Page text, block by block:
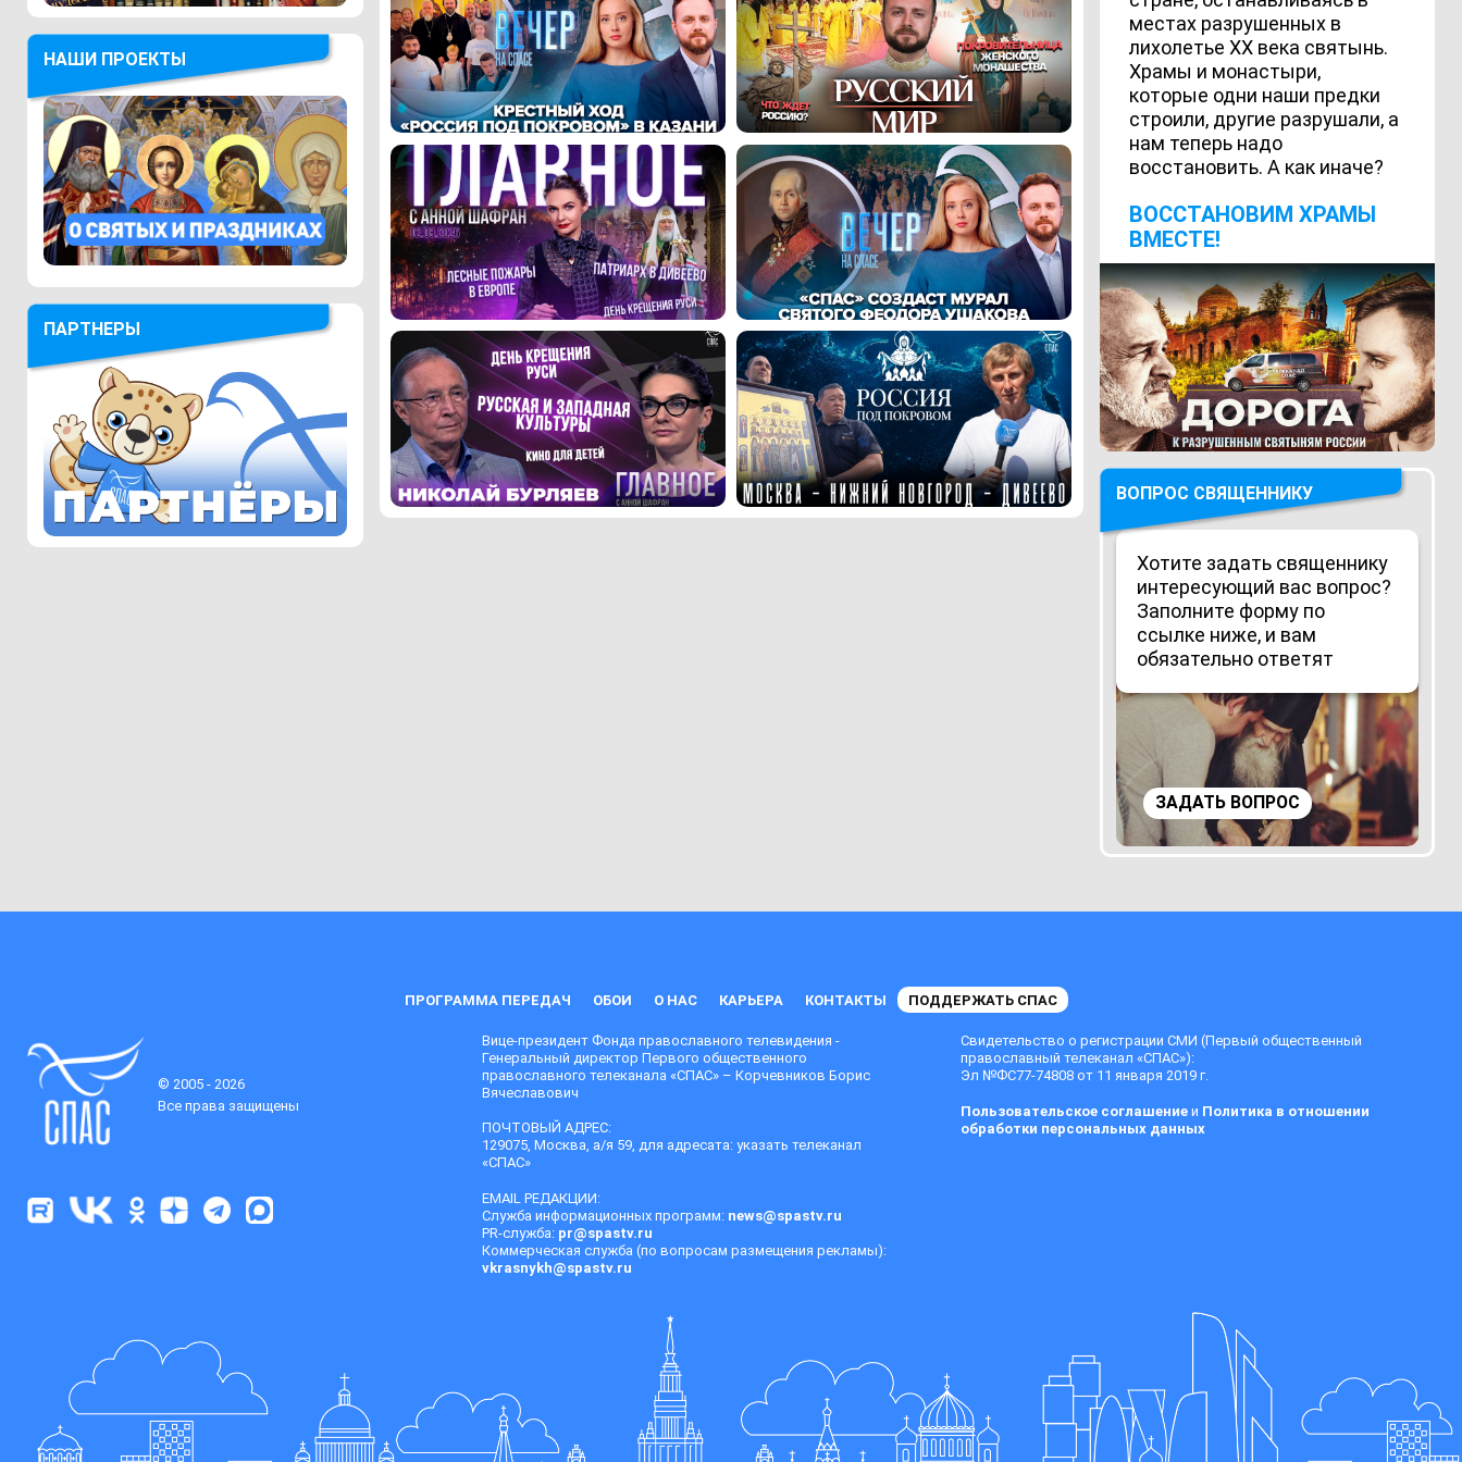
НАШИ ПРОЕКТЫ
ПАРТНЕРЫ
местах разрушенных в
лихолетье ХХ века святынь.
Храмы и монастыри,
которые одни наши предки
строили, другие разрушали, а
нам теперь надо
восстановить. А как иначе?
ВОCСТАНОВИМ ХРАМЫ
ВМЕСТЕ!
ВОПРОС СВЯЩЕННИКУ
Хотите задать священнику
интересующий вас вопрос?
Заполните форму по
ссылке ниже, и вам
обязательно ответят
ЗАДАТЬ ВОПРОС
ПРОГРАММА ПЕРЕДАЧ ОБОИ О НАС КАРЬЕРА КОНТАКТЫ ПОДДЕРЖАТЬ СПАС
© 2005 - 2026
Все права защищены
Вице-президент Фонда православного телевидения -
Генеральный директор Первого общественного
православного телеканала «СПАС» – Корчевников Борис
Вячеславович
ПОЧТОВЫЙ АДРЕС:
129075, Москва, а/я 59, для адресата: указать телеканал
«СПАС»
EMAIL РЕДАКЦИИ:
Служба информационных программ: news@spastv.ru
PR-служба: pr@spastv.ru
Коммерческая служба (по вопросам размещения рекламы):
vkrasnykh@spastv.ru
Свидетельство о регистрации СМИ (Первый общественный
православный телеканал «СПАС»):
Эл №ФС77-74808 от 11 января 2019 г.
Пользовательское соглашениеи Политика в отношении
обработки персональных данных